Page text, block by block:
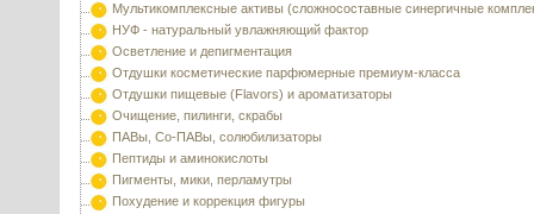
Мультикомплексные активы (сложносоставные синергичные
НУФ - натуральный увлажняющий фактор
Осветление и депигментация
Отдушки косметические парфюмерные премиум-класса
Отдушки пищевые (Flavors) и ароматизаторы
Очищение, пилинги, скрабы
ПАВы, Со-ПАВы, солюбилизаторы
Пептиды и аминокислоты
Пигменты, мики, перламутры
Похудение и коррекция фигуры